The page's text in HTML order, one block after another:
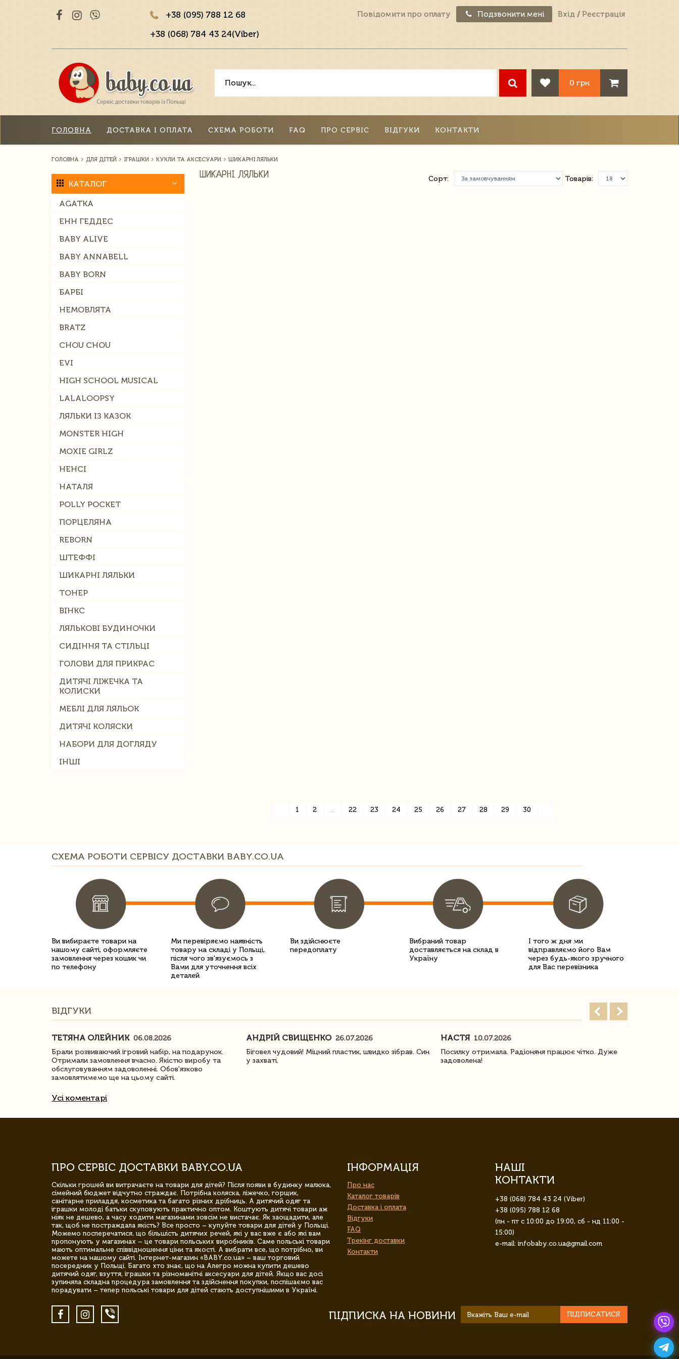
+38 (095) 788 12 68
+38 (068) 784 43 24(Viber)
Повідомити про оплату Подзвонити мені Вхід / Реєстрація
0 грн
ГОЛОВНА ДОСТАВКА І ОПЛАТА СХЕМА РОБОТИ FAQ ПРО СЕРВІС ВІДГУКИ КОНТАКТИ
ГОЛОВНА ДЛЯ ДІТЕЙ ІГРАШКИ КУКЛИ ТА АКСЕСУАРИ ШИКАРНІ ЛЯЛЬКИ
КАТАЛОГ
AGATKA
ЕНН ГЕДДЕС
BABY ALIVE
BABY ANNABELL
BABY BORN
БАРБІ
НЕМОВЛЯТА
BRATZ
CHOU CHOU
EVI
HIGH SCHOOL MUSICAL
LALALOOPSY
ЛЯЛЬКИ ІЗ КАЗОК
MONSTER HIGH
MOXIE GIRLZ
НЕНСІ
НАТАЛЯ
POLLY POCKET
ПОРЦЕЛЯНА
REBORN
ШТЕФФІ
ШИКАРНІ ЛЯЛЬКИ
ТОНЕР
ВІНКС
ЛЯЛЬКОВІ БУДИНОЧКИ
СИДІННЯ ТА СТІЛЬЦІ
ГОЛОВИ ДЛЯ ПРИКРАС
ДИТЯЧІ ЛІЖЕЧКА ТА
КОЛИСКИ
МЕБЛІ ДЛЯ ЛЯЛЬОК
ДИТЯЧІ КОЛЯСКИ
НАБОРИ ДЛЯ ДОГЛЯДУ
ІНШІ
ШИКАРНІ ЛЯЛЬКИ Товарів:
Сорт:
1 2 ... 22 23 24 25 26 27 28 29 30
СХЕМА РОБОТИ СЕРВІСУ ДОСТАВКИ BABY.CO.UA
Ви вибираєте товари на
нашому сайті, оформляєте
замовлення через кошик чи
по телефону
Ми перевіряємо наявність
товару на складі у Польщі,
після чого зв'язуємось з
Вами для уточнення всіх
деталей
Ви здійснюєте
передоплату
Вибраний товар
доставляється на склад в
Україну
І того ж дня ми
відправляємо його Вам
через будь-якого зручного
для Вас перевізника
ВІДГУКИ
ТЕТЯНА ОЛЕЙНИК 06.08.2026
Брали розвиваючий ігровий набір, на подарунок.
Отримали замовлення вчасно. Якістю виробу та
обслуговуванням задоволенні. Обов'язково
замовлятимемо ще на цьому сайті.
АНДРІЙ СВИЩЕНКО 26.07.2026
Біговел чудовий! Міцний пластик, швидко зібрав. Син
у захваті.
НАСТЯ 10.07.2026
Посилку отримала. Радіоняня працює чітко. Дуже
задоволена!
Усі коментарі
ПРО СЕРВІС ДОСТАВКИ BABY.CO.UA
Скільки грошей ви витрачаєте на товари для дітей? Після появи в будинку малюка,
сімейний бюджет відчутно страждає. Потрібна коляска, ліжечко, горщик,
санітарне приладдя, косметика та багато різних дрібниць. А дитячий одяг та
іграшки молоді батьки скуповують практично оптом. Коштують дитячі товари аж
ніяк не дешево, а часу ходити магазинами зовсім не вистачає. Як заощадити, але
так, щоб не постраждала якість? Все просто – купуйте товари для дітей у Польщі.
Можемо посперечатися, що більшість дитячих речей, які у вас вже є або які вам
пропонують у магазинах – це товари польських виробників. Саме польські товари
мають оптимальне співвідношення ціни та якості. А вибрати все, що потрібно, ви
можете на нашому сайті. Інтернет-магазин «BABY.co.ua» – ваш торговий
посередник у Польщі. Багато хто знає, що на Алегро можна купити дешево
дитячий одяг, взуття, іграшки та різноманітні аксесуари для дітей. Якщо вас досі
зупиняла складна процедура замовлення та здійснення покупки, поспішаємо вас
порадувати – тепер польські товари для дітей стають доступнішими в Україні.
ІНФОРМАЦІЯ
Про нас
Каталог товарів
Доставка і оплата
Відгуки
FAQ
Трекінг доставки
Контакти
НАШІ
КОНТАКТИ
+38 (068) 784 43 24 (Viber)
+38 (095) 788 12 68
(пн - пт с 10:00 до 19:00, сб - нд 11:00 -
15:00)
e-mail: infobaby.co.ua@gmail.com
ПІДПИСКА НА НОВИНИ ПІДПИСАТИСЯ